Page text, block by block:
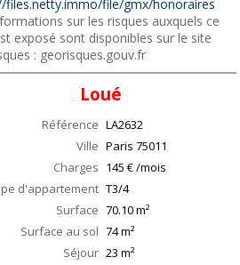
files.netty.immo/file/gmx/honoraires
sur les risques auxquels ce
exposé sont disponibles sur le site
: georisques.gouv.fr
Loué
Référence LA2632
Ville Paris 75011
Charges 145 € /mois
d'appartement T3/4
Surface 70.10m²
Surface au sol 74m²
Séjour 23 m²